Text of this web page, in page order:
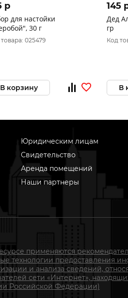
p
для настойки
30 г
025479
В корзину
145
Дед
гр
Код
В
Юридическим лицам
Свидетельство
Аренда помещений
Наши партнеры
применяются
технологии предоставления
и анализа сведений,
сети «Интернет»,
Российской Федерации)